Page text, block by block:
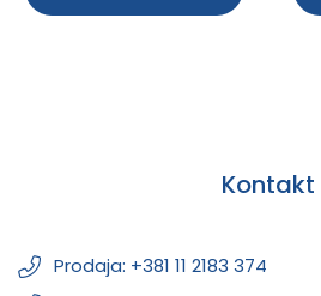
Kontakt
Prodaja: +381 11 2183 374